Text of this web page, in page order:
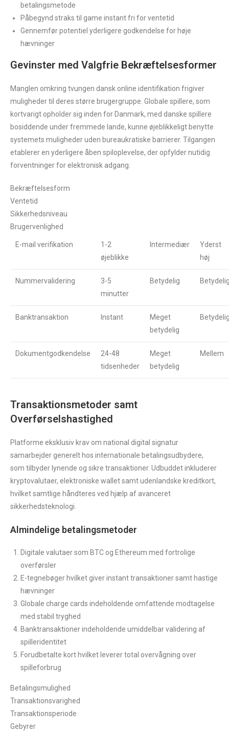
betalingsmetode
Påbegynd straks til game instant fri for ventetid
Gennemfør potentiel yderligere godkendelse for høje
hævninger
Gevinster med Valgfrie Bekræftelsesformer
Manglen omkring tvungen dansk online identifikation frigiver
muligheder til deres større brugergruppe. Globale spillere, som
kortvarigt opholder sig inden for Danmark, med danske spillere
bosiddende under fremmede lande, kunne øjeblikkeligt benytte
systemets muligheder uden bureaukratiske barrierer. Tilgangen
etablerer en yderligere åben spiloplevelse, der opfylder nutidig
forventninger for elektronisk adgang.
Bekræftelsesform
Ventetid
Sikkerhedsniveau
Brugervenlighed
E-mail verifikation
1-2
øjeblikke
Intermediær
Yderst
høj
Nummervalidering
3-5
minutter
Betydelig
Banktransaktion Instant
Meget
betydelig
Dokumentgodkendelse
24-48
tidsenheder
Meget
betydelig
Mellem
Transaktionsmetoder samt
Overførselshastighed
Platforme eksklusiv krav om national digital signatur
samarbejder generelt hos internationale betalingsudbydere,
som tilbyder lynende og sikre transaktioner. Udbuddet inkluderer
kryptovalutaer, elektroniske wallet samt udenlandske kreditkort,
hvilket samtlige håndteres ved hjælp af avanceret
sikkerhedsteknologi.
Almindelige betalingsmetoder
Digitale valutaer som BTC og Ethereum med fortrolige
overførsler
E-tegnebøger hvilket giver instant transaktioner samt hastige
hævninger
Globale charge cards indeholdende omfattende modtagelse
med stabil tryghed
Banktransaktioner indeholdende umiddelbar validering af
spilleridentitet
Forudbetalte kort hvilket leverer total overvågning over
spilleforbrug
Betalingsmulighed
Transaktionsvarighed
Transaktionsperiode
Gebyrer